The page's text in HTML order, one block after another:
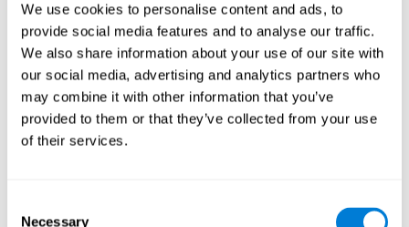
We use cookies to personalise content and ads, to
provide social media features and to analyse our traffic.
We also share information about your use of our site with
our social media, advertising and analytics partners who
may combine it with other information that you’ve
provided to them or that they’ve collected from your use
of their services.
Necessary
Wie verbessert das Gedankenspiel
„Fruit Frenzy“ meine kognitiven
Fähigkeiten?
Das Spielen von „Fruit Frenzy“ stimuliert ein bestimmtes
neuronales Aktivierungsmuster. Das konsequente Wiederholen
und Trainieren dieses Musters kann dazu beitragen, neuronale
Verbindungen zu optimieren und neuronale Schaltkreise dabei zu
Reaktionszeit und die Hand-Auge-Koordination zu trainieren. Die